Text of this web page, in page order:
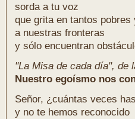
sorda a tu voz
que grita en tantos pobres
a nuestras fronteras
y sólo encuentran
"La Misa de cada día", de
Nuestro egoísmo nos
Señor, ¿cuántas veces
y no te hemos reconocido